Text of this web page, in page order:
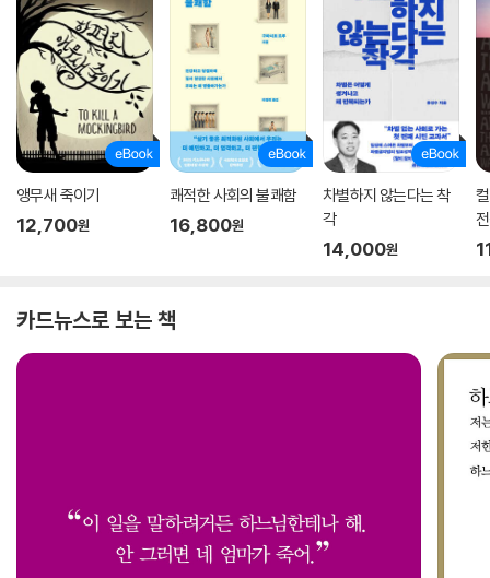
앵무새 죽이기
12,700원
쾌적한 사회의 불쾌함
16,800원
차별하지 않는다는 착
각
14,000원
카드뉴스로 보는 책